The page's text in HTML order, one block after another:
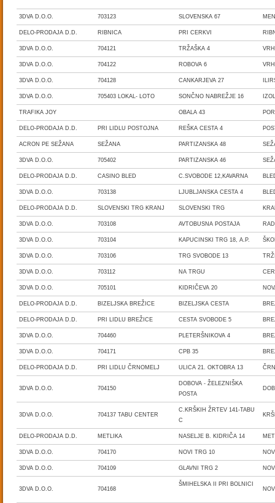
3DVA D.O.O. 703123 SLOVENSKA 67
DELO-PRODAJA D.D. RIBNICA PRI CERKVI
3DVA D.O.O. 704121 TRŽAŠKA 4
3DVA D.O.O. 704122 ROBOVA 6
3DVA D.O.O. 704128 CANKARJEVA 27
3DVA D.O.O. 705403 LOKAL- LOTO SONČNO NABREŽJE 16
TRAFIKA JOY OBALA 43
DELO-PRODAJA D.D. PRI LIDLU POSTOJNA REŠKA CESTA 4
ACRON PE SEŽANA SEŽANA PARTIZANSKA 48
3DVA D.O.O. 705402 PARTIZANSKA 46
DELO-PRODAJA D.D. CASINO BLED C.SVOBODE 12,KAVARNA
3DVA D.O.O. 703138 LJUBLJANSKA CESTA 4
DELO-PRODAJA D.D. SLOVENSKI TRG KRANJ SLOVENSKI TRG
3DVA D.O.O. 703108 AVTOBUSNA POSTAJA
3DVA D.O.O. 703104 KAPUCINSKI TRG 18, A.P.
3DVA D.O.O. 703106 TRG SVOBODE 13
3DVA D.O.O. 703112 NA TRGU
3DVA D.O.O. 705101 KIDRIČEVA 20
DELO-PRODAJA D.D. BIZELJSKA BREŽICE BIZELJSKA CESTA
DELO-PRODAJA D.D. PRI LIDLU BREŽICE CESTA SVOBODE 5
3DVA D.O.O. 704460 PLETERŠNIKOVA 4
3DVA D.O.O. 704171 CPB 35
DELO-PRODAJA D.D. PRI LIDLU ČRNOMELJ ULICA 21. OKTOBRA 13
3DVA D.O.O. 704150
DOBOVA - ŽELEZNIŠKA
POSTA
3DVA D.O.O. 704137 TABU CENTER
C.KRŠKIH ŽRTEV 141-TABU
C
DELO-PRODAJA D.D. METLIKA NASELJE B. KIDRIČA 14
3DVA D.O.O. 704170 NOVI TRG 10
3DVA D.O.O. 704109 GLAVNI TRG 2
3DVA D.O.O. 704168
ŠMIHELSKA II PRI BOLNICI